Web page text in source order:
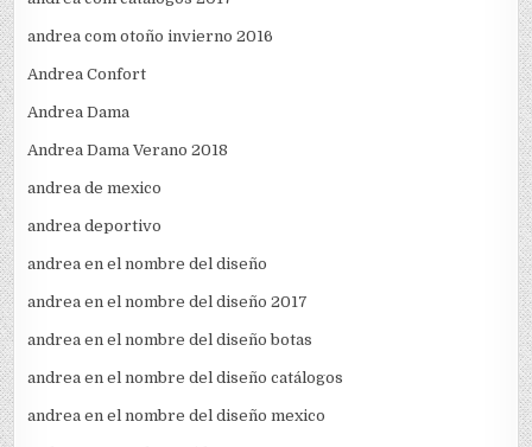
andrea com otoño invierno 2016
Andrea Confort
Andrea Dama
Andrea Dama Verano 2018
andrea de mexico
andrea deportivo
andrea en el nombre del diseño
andrea en el nombre del diseño 2017
andrea en el nombre del diseño botas
andrea en el nombre del diseño catálogos
andrea en el nombre del diseño mexico